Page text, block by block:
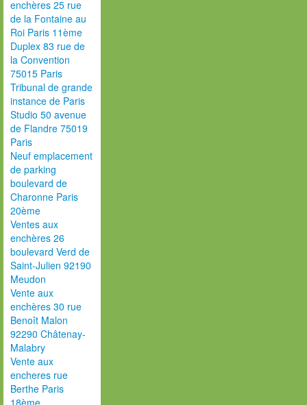
enchères 25 rue
de la Fontaine au
Roi Paris 11ème
Duplex 83 rue de
la Convention
75015 Paris
Tribunal de grande
instance de Paris
Studio 50 avenue
de Flandre 75019
Paris
Neuf emplacement
de parking
boulevard de
Charonne Paris
20ème
Ventes aux
enchères 26
boulevard Verd de
Saint-Julien 92190
Meudon
Vente aux
enchères 30 rue
Benoît Malon
92290 Châtenay-
Malabry
Vente aux
encheres rue
Berthe Paris
18ème